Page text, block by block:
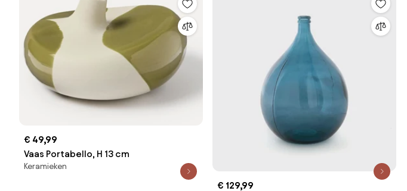
€ 49,99
Vaas Portabello, H 13 cm
Keramieken
€ 129,99